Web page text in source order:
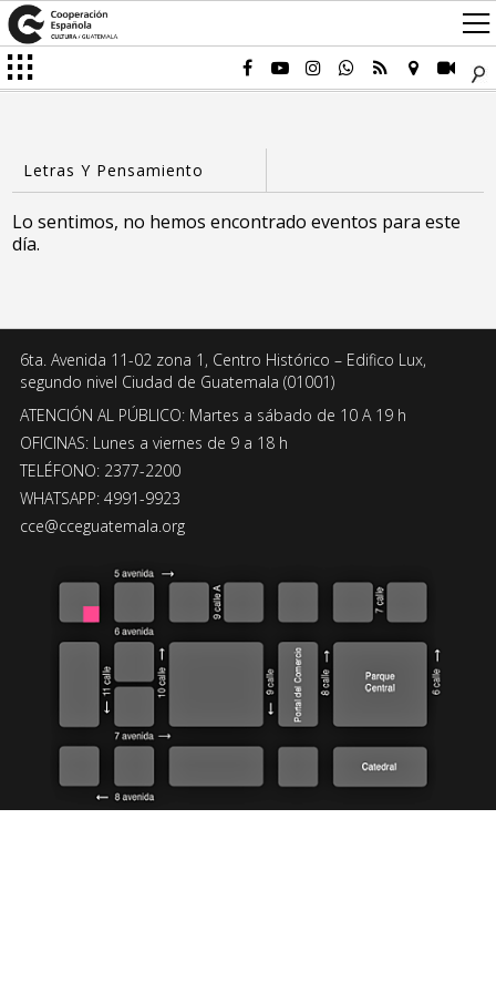
Lo sentimos, no hemos encontrado eventos para este
día.
6ta. Avenida 11-02 zona 1, Centro Histórico – Edifico Lux,
segundo nivel Ciudad de Guatemala (01001)
ATENCIÓN AL PÚBLICO: Martes a sábado de 10 A 19 h
OFICINAS: Lunes a viernes de 9 a 18 h
TELÉFONO: 2377-2200
WHATSAPP: 4991-9923
cce@cceguatemala.org